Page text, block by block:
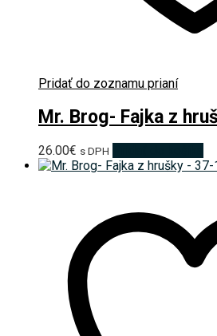
Pridať do zoznamu prianí
Mr. Brog- Fajka z
26.00€ s DPH